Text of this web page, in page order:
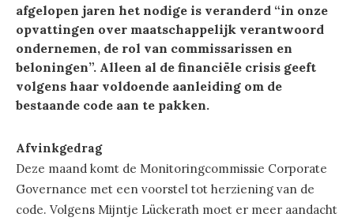
afgelopen jaren het nodige is veranderd “in onze
opvattingen over maatschappelijk verantwoord
ondernemen, de rol van commissarissen en
beloningen”. Alleen al de financiële crisis geeft
volgens haar voldoende aanleiding om de
bestaande code aan te pakken.
Afvinkgedrag
Deze maand komt de Monitoringcommissie Corporate
Governance met een voorstel tot herziening van de
code. Volgens Mijntje Lückerath moet er meer aandacht